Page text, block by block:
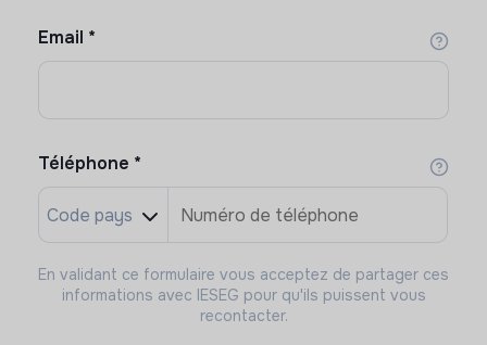
Email *
Téléphone *
En validant ce formulaire vous acceptez de partager ces
informations avec IESEG pour qu'ils puissent vous
recontacter.